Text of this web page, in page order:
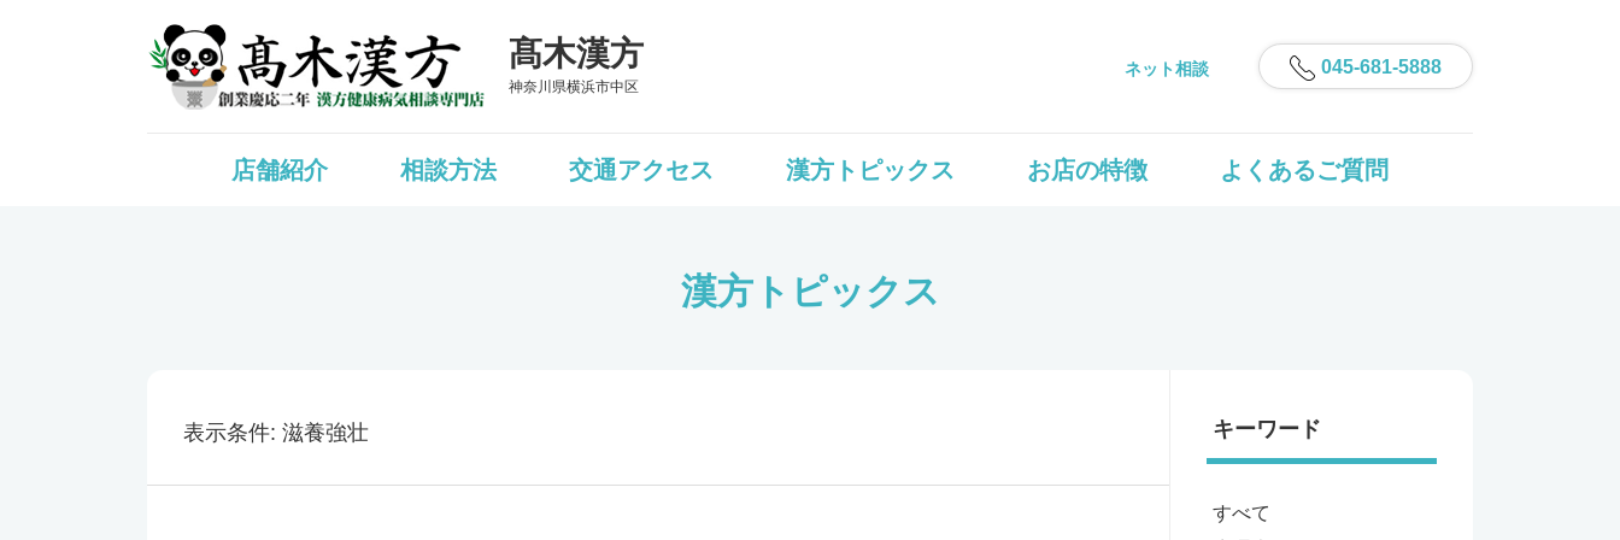
髙木漢方
神奈川県横浜市中区
045-681-5888
店舗紹介 相談方法 交通アクセス 漢方トピックス お店の特徴 よくあるご質問
ネット相談
漢方トピックス
表示条件 滋養強壮 キーワード
すべて